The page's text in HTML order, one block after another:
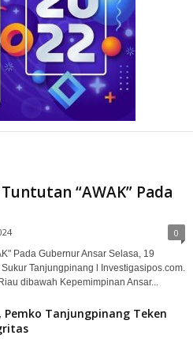
“AWAK” Pada
0
Pada Gubernur Ansar Selasa, 19
Tanjungpinang l Investigasipos.com.
dibawah Kepemimpinan Ansar...
Pemko Tanjungpinang Teken